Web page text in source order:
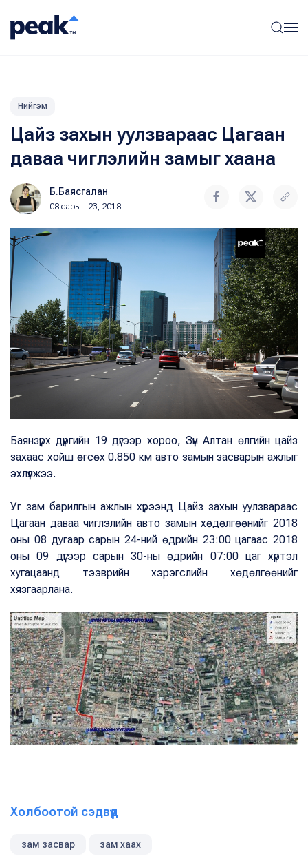
Нийгэм
Цайз захын уулзвараас Цагаан
даваа чиглэлийн замыг хаана
Б.Баясгалан
08 сарын 23, 2018
Баянзүрх дүүргийн 19 дүгээр хороо, Зүүн Алтан өлгийн цайз
захаас хойш өгсөх 0.850 км авто замын засварын ажлыг
эхлүүлжээ.
Уг зам барилгын ажлын хүрээнд Цайз захын уулзвараас
Цагаан даваа чиглэлийн авто замын хөдөлгөөнийг 2018
оны 08 дугаар сарын 24-ний өдрийн 23:00 цагаас 2018
оны 09 дүгээр сарын 30-ны өдрийн 07:00 цаг хүртэл
хугацаанд тээврийн хэрэгслийн хөдөлгөөнийг
хязгаарлана.
Холбоотой сэдвүүд
зам засвар зам хаах